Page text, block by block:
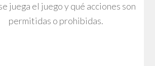
juega el juego y qué acciones son
permitidas o prohibidas.